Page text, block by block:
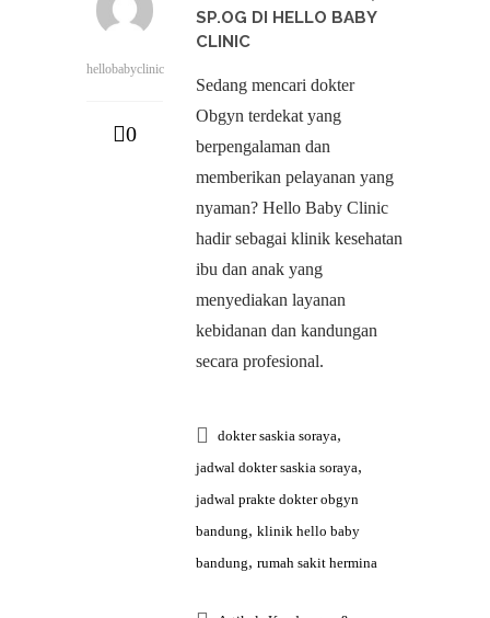
hellobabyclinic
0
SP.OG DI HELLO BABY
CLINIC
Sedang mencari dokter
Obgyn terdekat yang
berpengalaman dan
memberikan pelayanan yang
nyaman? Hello Baby Clinic
hadir sebagai klinik kesehatan
ibu dan anak yang
menyediakan layanan
kebidanan dan kandungan
secara profesional.
dokter saskia soraya,
jadwal dokter saskia soraya,
jadwal prakte dokter obgyn
bandung, klinik hello baby
bandung, rumah sakit hermina